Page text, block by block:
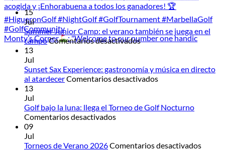
Monty’s Corner : "Welcome to our number one handic
15
Jul
Summer Junior Camp: el verano también se juega en el
campoComentarios desactivadosen
Camp:
el
se
campo
13
Jul
Sunset Sax Experience: gastronomía y música en directo
al atardecerComentarios desactivadosen
Experience:
en
13
Jul
Golf bajo la luna: llega el Torneo de Golf Nocturno
Comentarios desactivadosen
la
09
Jul
Torneos de Verano 2026Comentarios desactivadosen